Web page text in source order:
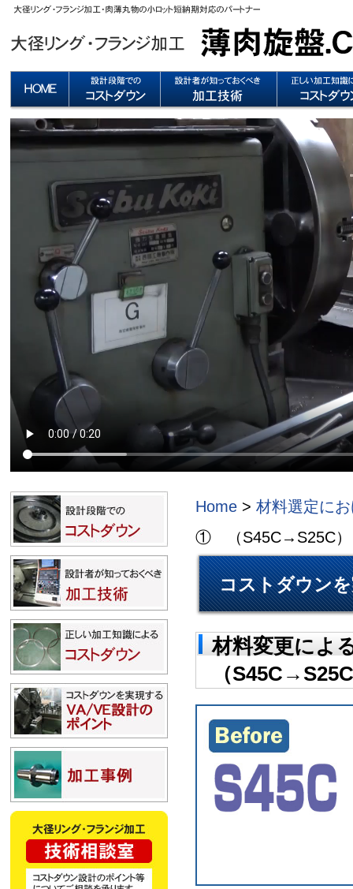
Home> 材料選定に
① （S45C→S25C）
コストダウン
材料変更に
（